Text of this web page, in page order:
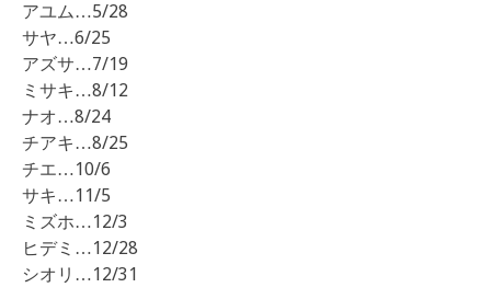
アユム…5/28
サヤ…6/25
アズサ…7/19
ミサキ…8/12
ナオ…8/24
チアキ…8/25
チエ…10/6
サキ…11/5
ミズホ…12/3
ヒデミ…12/28
シオリ…12/31